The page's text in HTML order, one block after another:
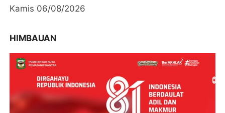
Kamis 06/08/2026
HIMBAUAN